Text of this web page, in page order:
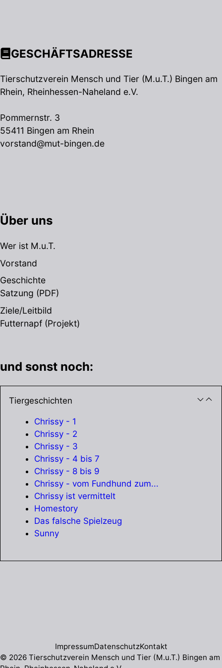
GESCHÄFTSADRESSE
Tierschutzverein Mensch und Tier (M.u.T.) Bingen am
Rhein, Rheinhessen-Naheland e.V.
Pommernstr. 3
55411 Bingen am Rhein
vorstand@mut-bingen.de
Über uns
Wer ist M.u.T.
Vorstand
Geschichte
Satzung (PDF)
Ziele/Leitbild
Futternapf (Projekt)
und sonst noch:
Tiergeschichten
Chrissy - 1
Chrissy - 2
Chrissy - 3
Chrissy - 4 bis 7
Chrissy - 8 bis 9
Chrissy - vom Fundhund zum...
Chrissy ist vermittelt
Homestory
Das falsche Spielzeug
Sunny
© 2026 Tierschutzverein Mensch und Tier (M.u.T.) Bingen am
ImpressumDatenschutzKontakt